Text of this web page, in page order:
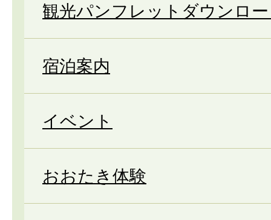
観光パンフレットダウンロ
宿泊案内
イベント
おおたき体験